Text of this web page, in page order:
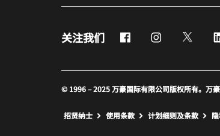
关注我们 FacebookInstagram
© 1996 – 2025 万豪国际有限公司版权所有。万
招贤纳士 使用条款 计划细则及条款